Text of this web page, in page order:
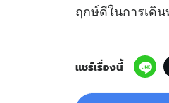
ฤกษ์ดีในการ
แชร์เรื่องนี้